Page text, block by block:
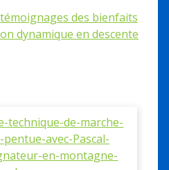
témoignages des bienfaits
dynamique en descente